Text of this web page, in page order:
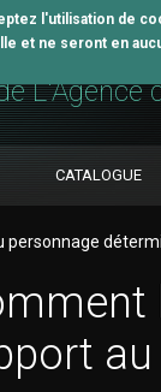
l'utilisation de
et ne seront en
L'Agence
CATALOGUE
personnage